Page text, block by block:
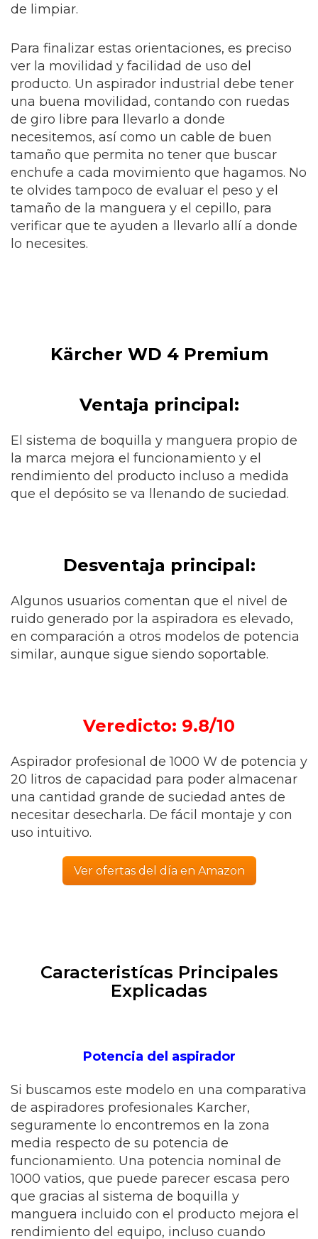
de limpiar.
Para finalizar estas orientaciones, es preciso
ver la movilidad y facilidad de uso del
producto. Un aspirador industrial debe tener
una buena movilidad, contando con ruedas
de giro libre para llevarlo a donde
necesitemos, así como un cable de buen
tamaño que permita no tener que buscar
enchufe a cada movimiento que hagamos. No
te olvides tampoco de evaluar el peso y el
tamaño de la manguera y el cepillo, para
verificar que te ayuden a llevarlo allí a donde
lo necesites.
Kärcher WD 4 Premium
Ventaja principal:
El sistema de boquilla y manguera propio de
la marca mejora el funcionamiento y el
rendimiento del producto incluso a medida
que el depósito se va llenando de suciedad.
Desventaja principal:
Algunos usuarios comentan que el nivel de
ruido generado por la aspiradora es elevado,
en comparación a otros modelos de potencia
similar, aunque sigue siendo soportable.
Veredicto: 9.8/10
Aspirador profesional de 1000 W de potencia y
20 litros de capacidad para poder almacenar
una cantidad grande de suciedad antes de
necesitar desecharla. De fácil montaje y con
uso intuitivo.
Ver ofertas del día en Amazon
Caracteristícas Principales
Explicadas
Potencia del aspirador
Si buscamos este modelo en una comparativa
de aspiradores profesionales Karcher,
seguramente lo encontremos en la zona
media respecto de su potencia de
funcionamiento. Una potencia nominal de
1000 vatios, que puede parecer escasa pero
que gracias al sistema de boquilla y
manguera incluido con el producto mejora el
rendimiento del equipo, incluso cuando